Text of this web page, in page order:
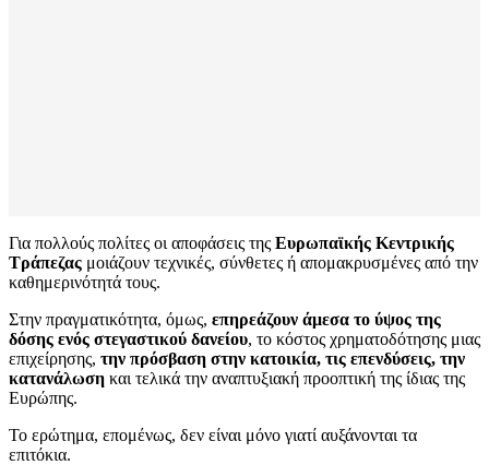
Για πολλούς πολίτες οι αποφάσεις της Ευρωπαϊκής Κεντρικής
Τράπεζας μοιάζουν τεχνικές, σύνθετες ή απομακρυσμένες από την
καθημερινότητά τους.
Στην πραγματικότητα, όμως, επηρεάζουν άμεσα το ύψος της
δόσης ενός στεγαστικού δανείου, το κόστος χρηματοδότησης μιας
επιχείρησης, την πρόσβαση στην κατοικία, τις επενδύσεις, την
κατανάλωση και τελικά την αναπτυξιακή προοπτική της ίδιας της
Ευρώπης.
Το ερώτημα, επομένως, δεν είναι μόνο γιατί αυξάνονται τα
επιτόκια.